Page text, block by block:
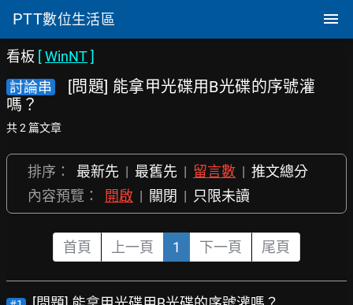
PTT數位生活區
看板 [WinNT]
討論串
[問題] 能拿甲光碟用B光碟的序號灌
嗎？
共 2 篇文章
排序： 最新先 | 最舊先 | 留言數 | 推文總分
內容預覽：
開啟 | 關閉 | 只限未讀
首頁 上一頁 1 下一頁 尾頁